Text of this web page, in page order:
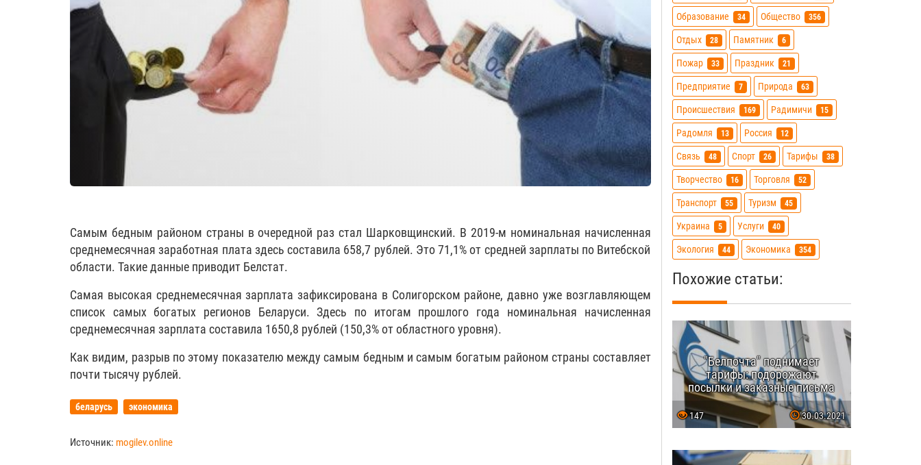
Самым бедным районом страны в очередной раз стал Шарковщинский. В 2019-м номинальная начисленная
среднемесячная заработная плата здесь составила 658,7 рублей. Это 71,1% от средней зарплаты по Витебской
области. Такие данные приводит Белстат.
Самая высокая среднемесячная зарплата зафиксирована в Солигорском районе, давно уже возглавляющем
список самых богатых регионов Беларуси. Здесь по итогам прошлого года номинальная начисленная
среднемесячная зарплата составила 1650,8 рублей (150,3% от областного уровня).
Как видим, разрыв по этому показателю между самым бедным и самым богатым районом страны составляет
почти тысячу рублей.
беларусь экономика
Источник: mogilev.online
Образование 34 Общество 356
Отдых 28 Памятник 6
Пожар 33 Праздник 21
Предприятие 7 Природа 63
Происшествия 169 Радимичи 15
Радомля 13 Россия 12
Связь 48 Спорт 26 Тарифы 38
Творчество 16 Торговля 52
Транспорт 55 Туризм 45
Украина 5 Услуги 40
Экология 44 Экономика 354
Похожие статьи:
"Белпочта" поднимает
тарифы: подорожают
посылки и заказные письма
147 30.03.2021